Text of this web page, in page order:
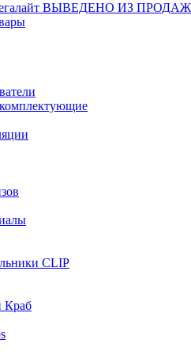
ВЫВЕДЕНО ИЗ
CLIP
Краб